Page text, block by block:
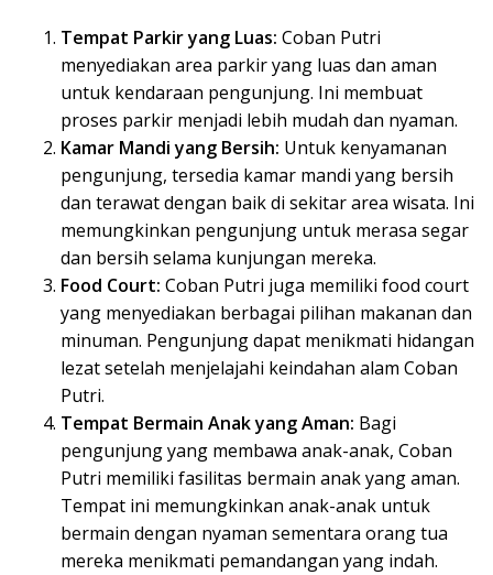
Tempat Parkir yang Luas: Coban Putri
menyediakan area parkir yang luas dan aman
untuk kendaraan pengunjung. Ini membuat
proses parkir menjadi lebih mudah dan nyaman.
Kamar Mandi yang Bersih: Untuk kenyamanan
pengunjung, tersedia kamar mandi yang bersih
dan terawat dengan baik di sekitar area wisata. Ini
memungkinkan pengunjung untuk merasa segar
dan bersih selama kunjungan mereka.
Food Court: Coban Putri juga memiliki food court
yang menyediakan berbagai pilihan makanan dan
minuman. Pengunjung dapat menikmati hidangan
lezat setelah menjelajahi keindahan alam Coban
Putri.
Tempat Bermain Anak yang Aman: Bagi
pengunjung yang membawa anak-anak, Coban
Putri memiliki fasilitas bermain anak yang aman.
Tempat ini memungkinkan anak-anak untuk
bermain dengan nyaman sementara orang tua
mereka menikmati pemandangan yang indah.